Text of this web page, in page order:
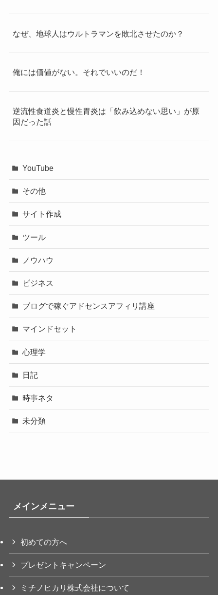
なぜ、地球人はウルトラマンを敗北させたのか？
俺には価値がない。それでいいのだ！
逆流性食道炎と慢性胃炎は「飲み込めない思い」が原
因だった話
YouTube
その他
サイト作成
ツール
ノウハウ
ビジネス
ブログで稼ぐアドセンスアフィリ講座
マインドセット
心理学
日記
時事ネタ
未分類
メインメニュー
初めての方へ
プレゼントキャンペーン
ミチノヒカリ株式会社について